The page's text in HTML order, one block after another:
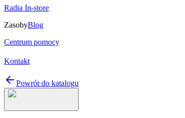
Radia In-store
ZasobyBlog
Centrum pomocy
Kontakt
Powrót do katalogu